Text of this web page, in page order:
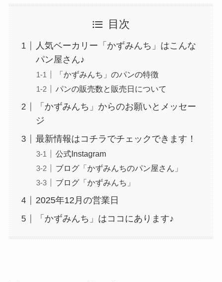
目次
人気ベーカリー「かずみんち」はこんな
パン屋さん♪
「かずみんち」のパンの特徴
パンの販売数と販売日について
「かずみんち」からのお願いとメッセー
ジ
最新情報はコチラでチェックできます！
公式Instagram
ブログ「かずみんちのパン屋さん」
ブログ「かずみんち」
2025年12月の営業日
「かずみんち」はココにあります♪